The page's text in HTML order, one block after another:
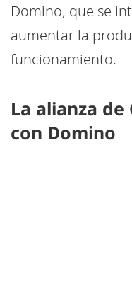
Domino, que se
aumentar la
funcionamiento.
La alianza de
con Domino